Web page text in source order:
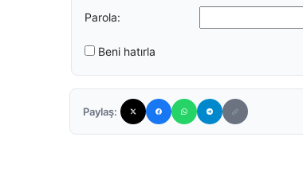
Parola:
Beni hatırla
Paylaş: